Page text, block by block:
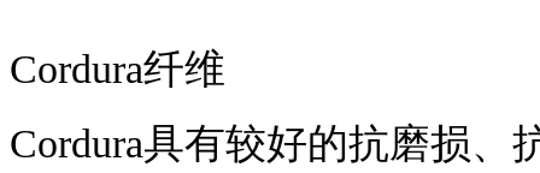
Cordura纤维
Cordura具有较好的抗磨损